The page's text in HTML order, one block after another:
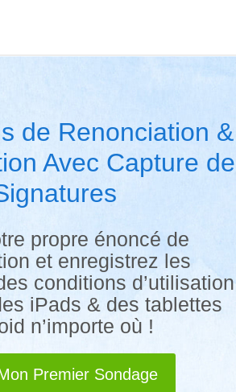
de Renonciation &
Avec Capture de
propre énoncé de
et enregistrez les
conditions d’utilisation
iPads & des tablettes
n’importe où !
Premier Sondage